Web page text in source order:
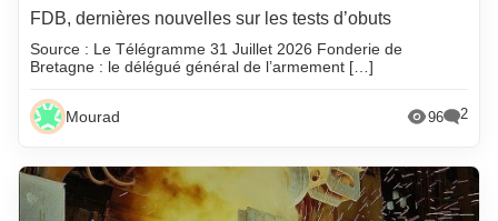
FDB, dernières nouvelles sur les tests d’obuts
Source : Le Télégramme 31 Juillet 2026 Fonderie de
Bretagne : le délégué général de l’armement […]
Mourad 96 2